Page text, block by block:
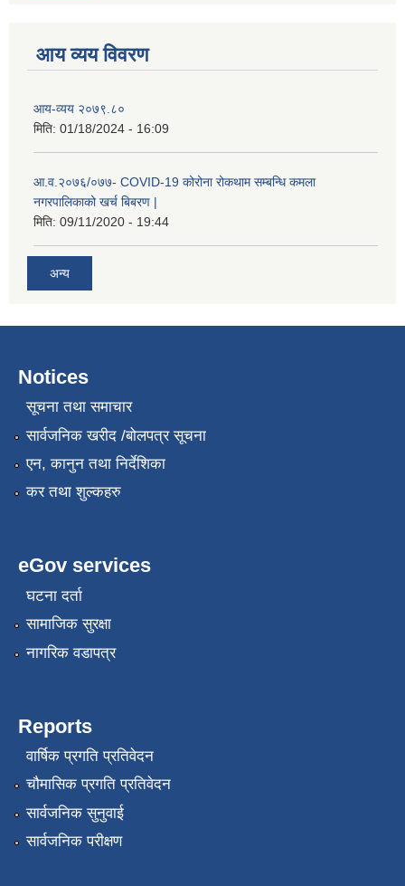
आय व्यय विवरण
आय-व्यय २०७९.८०
मिति: 01/18/2024 - 16:09
आ.व.२०७६/०७७- COVID-19 कोरोना रोकथाम सम्बन्धि कमला
नगरपालिकाको खर्च बिबरण |
मिति: 09/11/2020 - 19:44
अन्य
Notices
सूचना तथा समाचार
सार्वजनिक खरीद /बोलपत्र सूचना
एन, कानुन तथा निर्देशिका
कर तथा शुल्कहरु
eGov services
घटना दर्ता
सामाजिक सुरक्षा
नागरिक वडापत्र
Reports
वार्षिक प्रगति प्रतिवेदन
चौमासिक प्रगति प्रतिवेदन
सार्वजनिक सुनुवाई
सार्वजनिक परीक्षण